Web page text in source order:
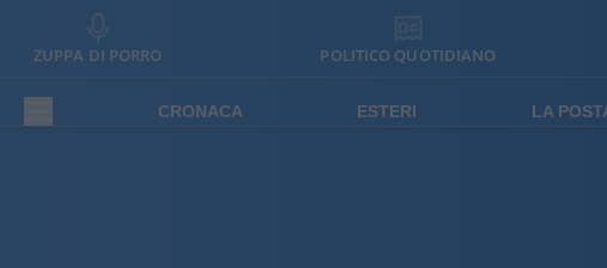
ZUPPA DI PORRO POLITICO QUOTIDIANO
CRONACA ESTERI LA